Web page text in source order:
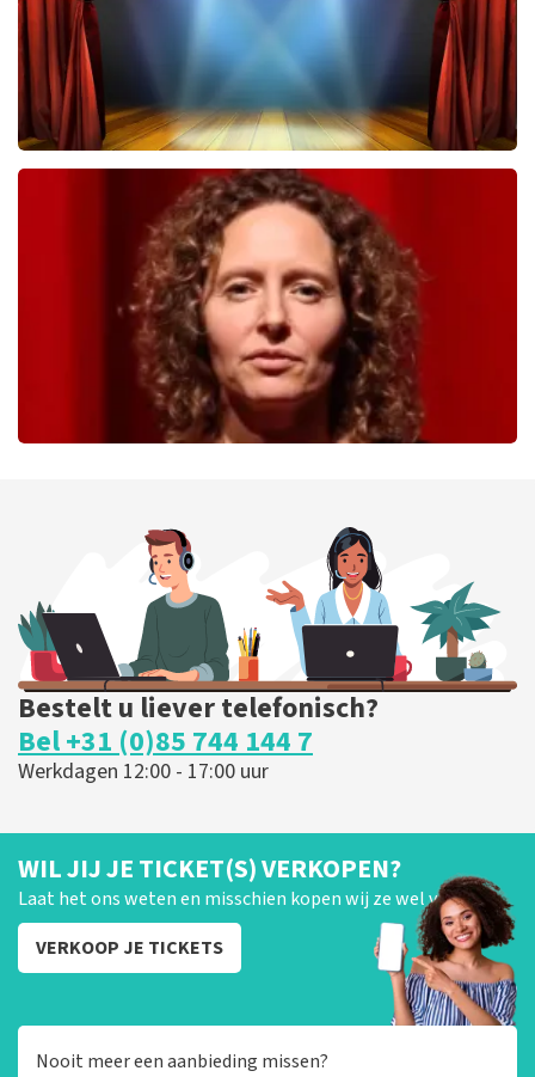
40 45 De Musical
laatste 30 minuten
BESTEL NU
BESTEL NU
Bestelt u liever telefonisch?
Bel +31 (0)85 744 144 7
Werkdagen 12:00 - 17:00 uur
WIL JIJ JE TICKET(S) VERKOPEN?
Laat het ons weten en misschien kopen wij ze wel van je!
VERKOOP JE TICKETS
Nooit meer een aanbieding missen?